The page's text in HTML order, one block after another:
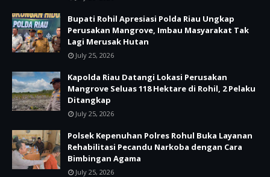
Bupati Rohil Apresiasi Polda Riau Ungkap
Perusakan Mangrove, Imbau Masyarakat Tak
Lagi Merusak Hutan
July 25, 2026
Kapolda Riau Datangi Lokasi Perusakan
Mangrove Seluas 118 Hektare di Rohil, 2 Pelaku
Ditangkap
July 25, 2026
Polsek Kepenuhan Polres Rohul Buka Layanan
Rehabilitasi Pecandu Narkoba dengan Cara
Bimbingan Agama
July 25, 2026